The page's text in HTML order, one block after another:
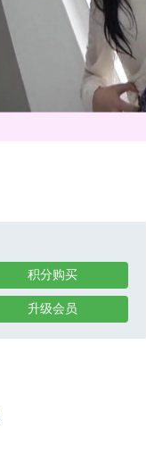
积分购买
升级会员